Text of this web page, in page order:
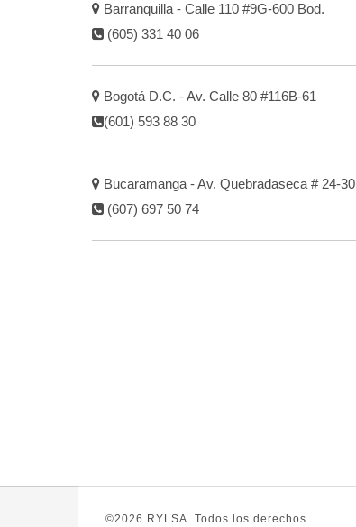
Barranquilla - Calle 110 #9G-600 Bod.
(605) 331 40 06
Bogotá D.C. - Av. Calle 80 #116B-61
(601) 593 88 30
Bucaramanga - Av. Quebradaseca # 24-30
(607) 697 50 74
©2026 RYLSA. Todos los derechos